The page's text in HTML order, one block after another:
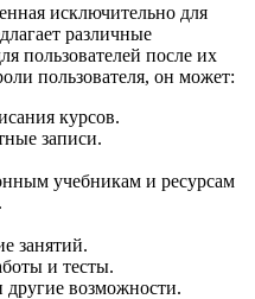
исключительно для
различные
пользователей после их
пользователя, он может:
курсов.
записи.
учебникам и ресурсам
занятий.
и тесты.
возможности.